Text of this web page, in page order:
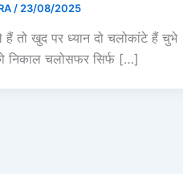
/ 23/08/2025
हैं तो खुद पर ध्यान दो चलोकांटे हैं चुभे
निकाल चलोसफर सिर्फ […]